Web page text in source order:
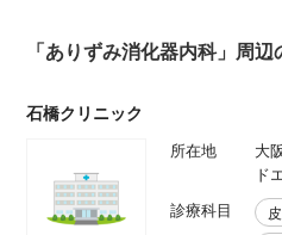
「ありずみ消化器内科」周
石橋クリニック
所在地
大
ド
診療科目